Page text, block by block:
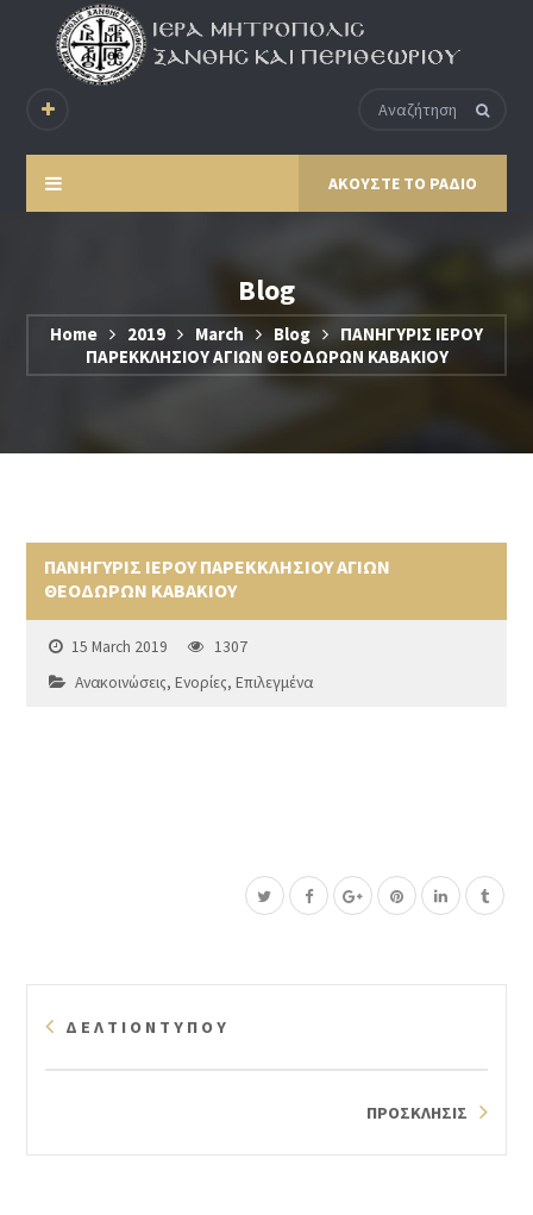
ΑΚΟΥΣΤΕ ΤΟ ΡΑΔΙΟ
Blog
Home 2019 March Blog
ΠΑΝΗΓΥΡΙΣ ΙΕΡΟΥ
ΠΑΡΕΚΚΛΗΣΙΟΥ ΑΓΙΩΝ ΘΕΟΔΩΡΩΝ ΚΑΒΑΚΙΟΥ
ΠΑΝΗΓΥΡΙΣ ΙΕΡΟΥ ΠΑΡΕΚΚΛΗΣΙΟΥ ΑΓΙΩΝ
ΘΕΟΔΩΡΩΝ ΚΑΒΑΚΙΟΥ
15 March 2019
1307
Ανακοινώσεις,Ενορίες,Επιλεγμένα
Δ Ε Λ Τ Ι Ο Ν Τ Υ Π Ο Υ
ΠΡΟΣΚΛΗΣΙΣ